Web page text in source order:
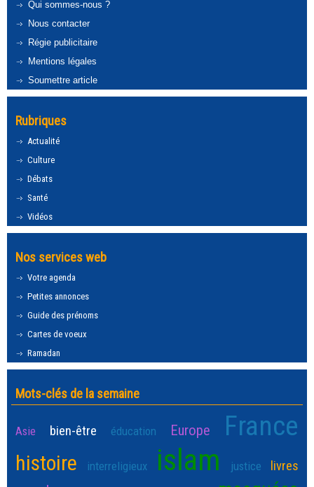
Qui sommes-nous ?
Nous contacter
Régie publicitaire
Mentions légales
Soumettre article
Rubriques
Actualité
Culture
Débats
Santé
Vidéos
Nos services web
Votre agenda
Petites annonces
Guide des prénoms
Cartes de voeux
Ramadan
Mots-clés de la semaine
Asie bien-être éducation Europe France
histoire interreligieux islam justice livres